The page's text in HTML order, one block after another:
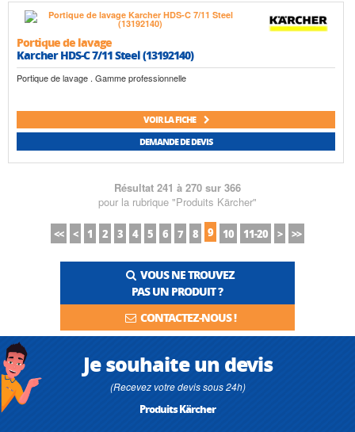
Portique de lavage
Karcher HDS-C 7/11 Steel (13192140)
Portique de lavage . Gamme professionnelle
VOIR LA FICHE
DEMANDE DE DEVIS
Résultat 241 à 270 sur 366
pour la rubrique "Produits Kärcher"
<< < 1 2 3 4 5 6 7 8 9 10 11-20 > >>
VOUS NE TROUVEZ
PAS UN PRODUIT ?
CONTACTEZ-NOUS !
Je souhaite un devis
(Recevez votre devis sous 24h)
Produits Kärcher